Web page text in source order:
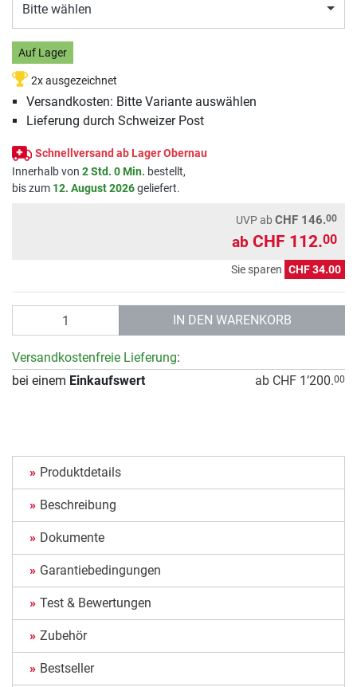
Bitte wählen
Auf Lager
2x ausgezeichnet
Versandkosten: Bitte Variante auswählen
Lieferung durch Schweizer Post
Schnellversand ab Lager Obernau
Innerhalb von 2 Std. 0 Min. bestellt,
bis zum 12. August 2026geliefert.
UVPab CHF 146.00
ab CHF 112.00
Sie sparen CHF 34.00
IN DEN WARENKORB
Versandkostenfreie Lieferung:
bei einem Einkaufswert ab CHF 1’200.00
Produktdetails
Beschreibung
Dokumente
Garantiebedingungen
Test & Bewertungen
Zubehör
Bestseller